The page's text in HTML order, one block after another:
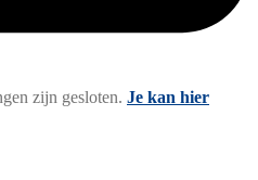
zijn gesloten. Je kan hier